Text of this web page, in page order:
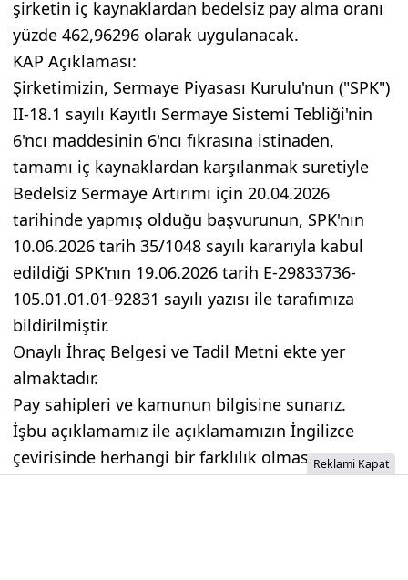
şirketin iç kaynaklardan bedelsiz pay alma oranı
yüzde 462,96296 olarak uygulanacak.
KAP Açıklaması:
Şirketimizin, Sermaye Piyasası Kurulu'nun ("SPK")
II-18.1 sayılı Kayıtlı Sermaye Sistemi Tebliği'nin
6'ncı maddesinin 6'ncı fıkrasına istinaden,
tamamı iç kaynaklardan karşılanmak suretiyle
Bedelsiz Sermaye Artırımı için 20.04.2026
tarihinde yapmış olduğu başvurunun, SPK'nın
10.06.2026 tarih 35/1048 sayılı kararıyla kabul
edildiği SPK'nın 19.06.2026 tarih E-29833736-
105.01.01.01-92831 sayılı yazısı ile tarafımıza
bildirilmiştir.
Onaylı İhraç Belgesi ve Tadil Metni ekte yer
almaktadır.
Pay sahipleri ve kamunun bilgisine sunarız.
İşbu açıklamamız ile açıklamamızın İngilizce
çevirisinde herhangi bir farklılık olmasıReklami Kapat